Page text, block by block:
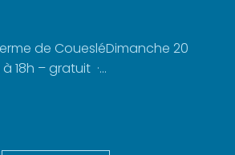
ferme de CouesléDimanche 20
18h – gratuit ·...